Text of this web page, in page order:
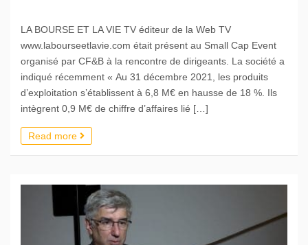
LA BOURSE ET LA VIE TV éditeur de la Web TV
www.labourseetlavie.com était présent au Small Cap Event
organisé par CF&B à la rencontre de dirigeants. La société a
indiqué récemment « Au 31 décembre 2021, les produits
d’exploitation s’établissent à 6,8 M€ en hausse de 18 %. Ils
intègrent 0,9 M€ de chiffre d’affaires lié […]
Read more